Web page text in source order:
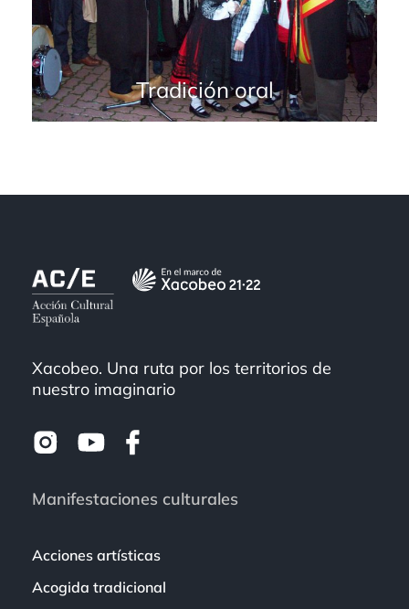
Tradición oral
Xacobeo. Una ruta por los territorios de
nuestro imaginario
Manifestaciones culturales
Acciones artísticas
Acogida tradicional